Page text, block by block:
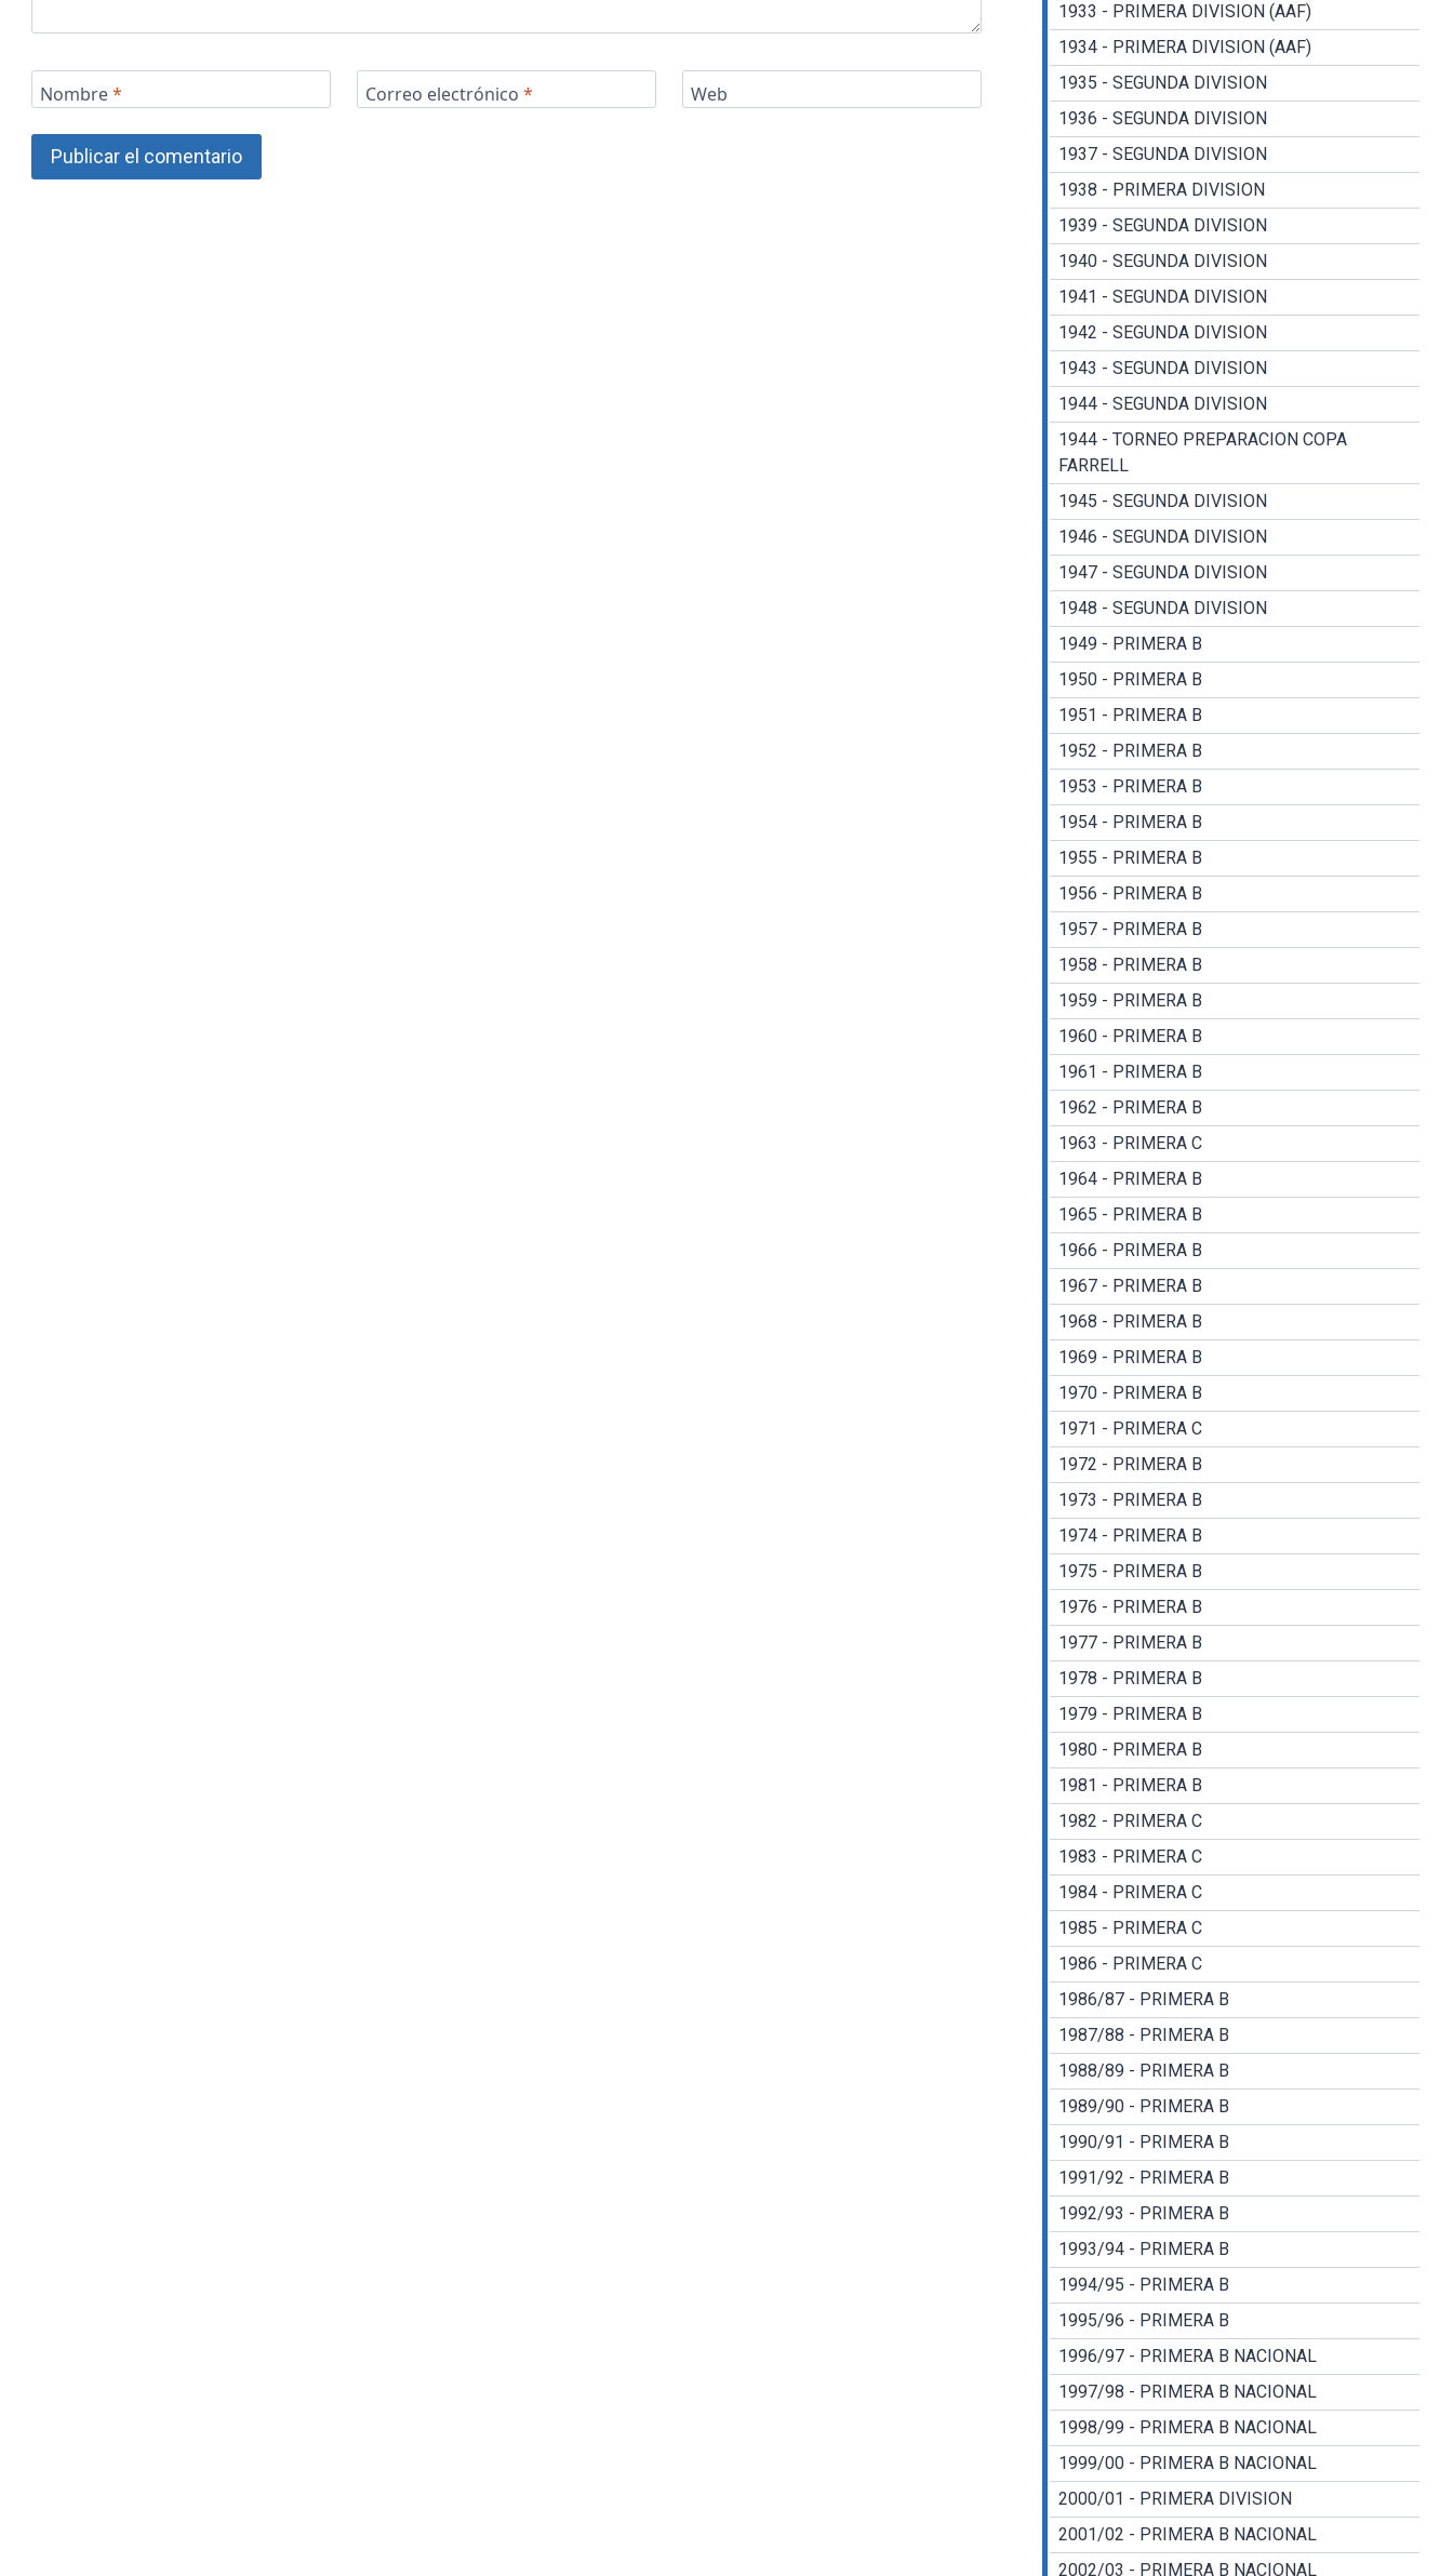
Nombre* Correo electrónico * Web
1933 - PRIMERA DIVISION (AAF)
1934 - PRIMERA DIVISION (AAF)
1935 - SEGUNDA DIVISION
1936 - SEGUNDA DIVISION
1937 - SEGUNDA DIVISION
1938 - PRIMERA DIVISION
1939 - SEGUNDA DIVISION
1940 - SEGUNDA DIVISION
1941 - SEGUNDA DIVISION
1942 - SEGUNDA DIVISION
1943 - SEGUNDA DIVISION
1944 - SEGUNDA DIVISION
1944 - TORNEO PREPARACION COPA
FARRELL
1945 - SEGUNDA DIVISION
1946 - SEGUNDA DIVISION
1947 - SEGUNDA DIVISION
1948 - SEGUNDA DIVISION
1949 - PRIMERA B
1950 - PRIMERA B
1951 - PRIMERA B
1952 - PRIMERA B
1953 - PRIMERA B
1954 - PRIMERA B
1955 - PRIMERA B
1956 - PRIMERA B
1957 - PRIMERA B
1958 - PRIMERA B
1959 - PRIMERA B
1960 - PRIMERA B
1961 - PRIMERA B
1962 - PRIMERA B
1963 - PRIMERA C
1964 - PRIMERA B
1965 - PRIMERA B
1966 - PRIMERA B
1967 - PRIMERA B
1968 - PRIMERA B
1969 - PRIMERA B
1970 - PRIMERA B
1971 - PRIMERA C
1972 - PRIMERA B
1973 - PRIMERA B
1974 - PRIMERA B
1975 - PRIMERA B
1976 - PRIMERA B
1977 - PRIMERA B
1978 - PRIMERA B
1979 - PRIMERA B
1980 - PRIMERA B
1981 - PRIMERA B
1982 - PRIMERA C
1983 - PRIMERA C
1984 - PRIMERA C
1985 - PRIMERA C
1986 - PRIMERA C
1986/87 - PRIMERA B
1987/88 - PRIMERA B
1988/89 - PRIMERA B
1989/90 - PRIMERA B
1990/91 - PRIMERA B
1991/92 - PRIMERA B
1992/93 - PRIMERA B
1993/94 - PRIMERA B
1994/95 - PRIMERA B
1995/96 - PRIMERA B
1996/97 - PRIMERA B NACIONAL
1997/98 - PRIMERA B NACIONAL
1998/99 - PRIMERA B NACIONAL
1999/00 - PRIMERA B NACIONAL
2000/01 - PRIMERA DIVISION
2001/02 - PRIMERA B NACIONAL
2002/03 - PRIMERA B NACIONAL